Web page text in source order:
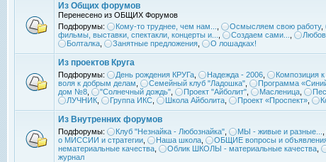
Из Общих форумов
Перенесено из ОБЩИХ Форумов
Подфорумы:
Кому-то труднее, чем нам... Осмысляем свою работу,
фильмы, выставки, спектакли, концерты и...
Создаем сами...
Болталка
Занятные предложения О лошадках!
Из проектов Круга
Подфорумы: День рождения КРУГа Надежда - 2006 Композиция
воля к добрым делам
Семейный клуб "Ладошка" Программа
дом №8
"Солнечный дождь" Проект "Айболит" Масленица
ЛУЧНИК
Группа ИКС Школа Айболита Проект «Проспект»
Из Внутренних форумов
Подфорумы: Клуб "Незнайка - Любознайка" МЫ - живые и разные...
о МИССИИ и стратегии
Наша школа ОБЩИЕ вопросы и
нематериальные качества
Облик ШКОЛЫ - материальные качества
журнал